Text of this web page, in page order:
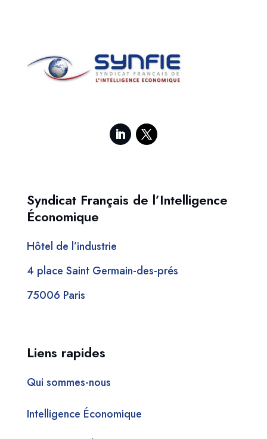
Syndicat Français de l’Intelligence
Économique
Hôtel de l’industrie
4 place Saint Germain-des-prés
75006 Paris
Liens rapides
Qui sommes-nous
Intelligence Économique